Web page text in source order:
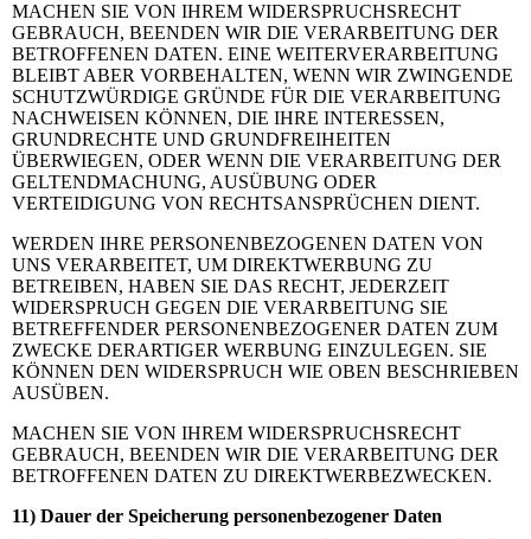
MACHEN SIE VON IHREM WIDERSPRUCHSRECHT
GEBRAUCH, BEENDEN WIR DIE VERARBEITUNG DER
BETROFFENEN DATEN. EINE WEITERVERARBEITUNG
BLEIBT ABER VORBEHALTEN, WENN WIR ZWINGENDE
SCHUTZWÜRDIGE GRÜNDE FÜR DIE VERARBEITUNG
NACHWEISEN KÖNNEN, DIE IHRE INTERESSEN,
GRUNDRECHTE UND GRUNDFREIHEITEN
ÜBERWIEGEN, ODER WENN DIE VERARBEITUNG DER
GELTENDMACHUNG, AUSÜBUNG ODER
VERTEIDIGUNG VON RECHTSANSPRÜCHEN DIENT.
WERDEN IHRE PERSONENBEZOGENEN DATEN VON
UNS VERARBEITET, UM DIREKTWERBUNG ZU
BETREIBEN, HABEN SIE DAS RECHT, JEDERZEIT
WIDERSPRUCH GEGEN DIE VERARBEITUNG SIE
BETREFFENDER PERSONENBEZOGENER DATEN ZUM
ZWECKE DERARTIGER WERBUNG EINZULEGEN. SIE
KÖNNEN DEN WIDERSPRUCH WIE OBEN BESCHRIEBEN
AUSÜBEN.
MACHEN SIE VON IHREM WIDERSPRUCHSRECHT
GEBRAUCH, BEENDEN WIR DIE VERARBEITUNG DER
BETROFFENEN DATEN ZU DIREKTWERBEZWECKEN.
11) Dauer der Speicherung personenbezogener Daten